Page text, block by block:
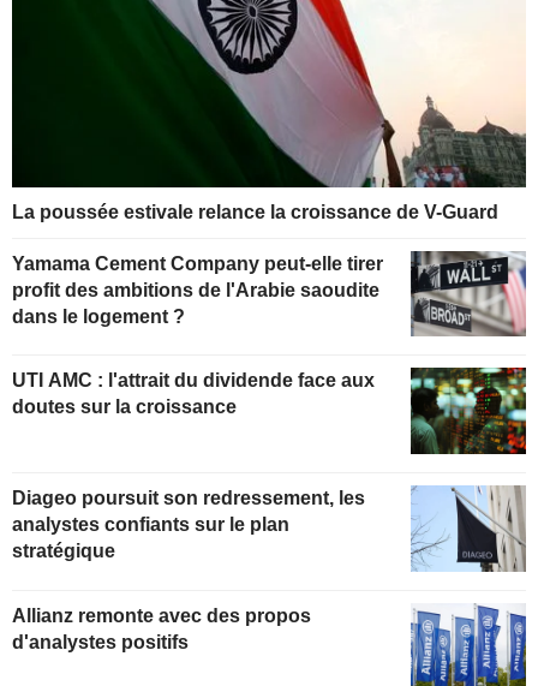
La poussée estivale relance la croissance de V-Guard
Yamama Cement Company peut-elle tirer
profit des ambitions de l'Arabie saoudite
dans le logement ?
UTI AMC : l'attrait du dividende face aux
doutes sur la croissance
Diageo poursuit son redressement, les
analystes confiants sur le plan
stratégique
Allianz remonte avec des propos
d'analystes positifs